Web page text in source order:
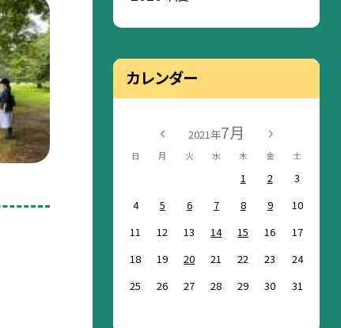
カレンダー
2021年7月
日 月 火 水 木 金 土
1 2
3
4
5 6 7 8 9
10
11
12 13 14 15 16
17
18
19 20 21 22 23
24
25
26 27 28 29 30 31